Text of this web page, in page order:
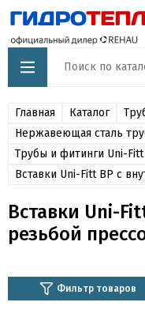
Главная Каталог
Вставки Uni-
резьбой
Фильтр товаров